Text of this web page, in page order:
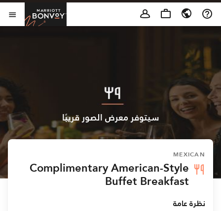
Skip to Content
سيتوفر معرض الصور قريبًا
MEXICAN
Complimentary American-Style
Buffet Breakfast
نظرة عامة